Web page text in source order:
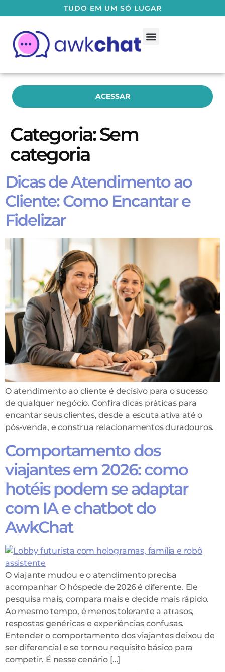
TUDO EM UM SÓ LUGAR
ACESSAR
Categoria:Sem
categoria
Dicas de Atendimento ao
Cliente: Como Encantar e
Fidelizar
O atendimento ao cliente é decisivo para o sucesso
de qualquer negócio. Confira dicas práticas para
encantar seus clientes, desde a escuta ativa até o
pós-venda, e construa relacionamentos duradouros.
Comportamento dos
viajantes em 2026: como
hotéis podem se adaptar
com IA e chatbot do
AwkChat
O viajante mudou e o atendimento precisa
acompanhar O hóspede de 2026 é diferente. Ele
pesquisa mais, compara mais e decide mais rápido.
Ao mesmo tempo, é menos tolerante a atrasos,
respostas genéricas e experiências confusas.
Entender o comportamento dos viajantes deixou de
ser diferencial e se tornou requisito básico para
competir. É nesse cenário […]